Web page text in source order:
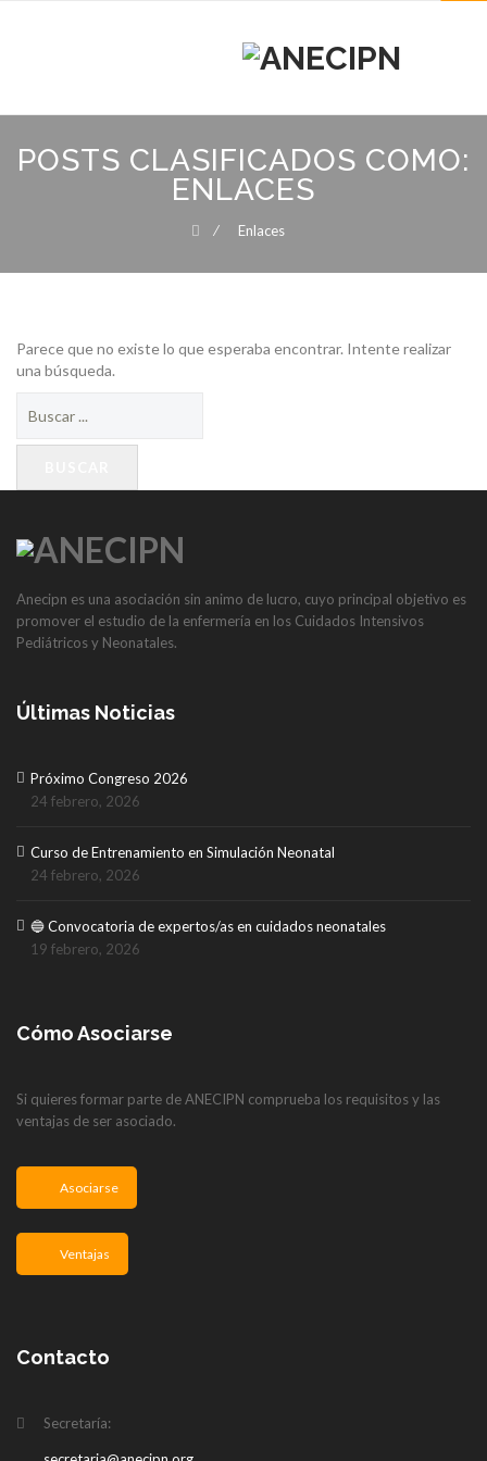
to
content
POSTS CLASIFICADOS COMO:
ENLACES
⁄ Enlaces
Parece que no existe lo que esperaba encontrar. Intente realizar
una búsqueda.
Anecipn es una asociación sin animo de lucro, cuyo principal objetivo es
promover el estudio de la enfermería en los Cuidados Intensivos
Pediátricos y Neonatales.
Últimas Noticias
Próximo Congreso 2026
24 febrero, 2026
Curso de Entrenamiento en Simulación Neonatal
24 febrero, 2026
🔵 Convocatoria de expertos/as en cuidados neonatales
19 febrero, 2026
Cómo Asociarse
Si quieres formar parte de ANECIPN comprueba los requisitos y las
ventajas de ser asociado.
Asociarse
Ventajas
Contacto
Secretaría: